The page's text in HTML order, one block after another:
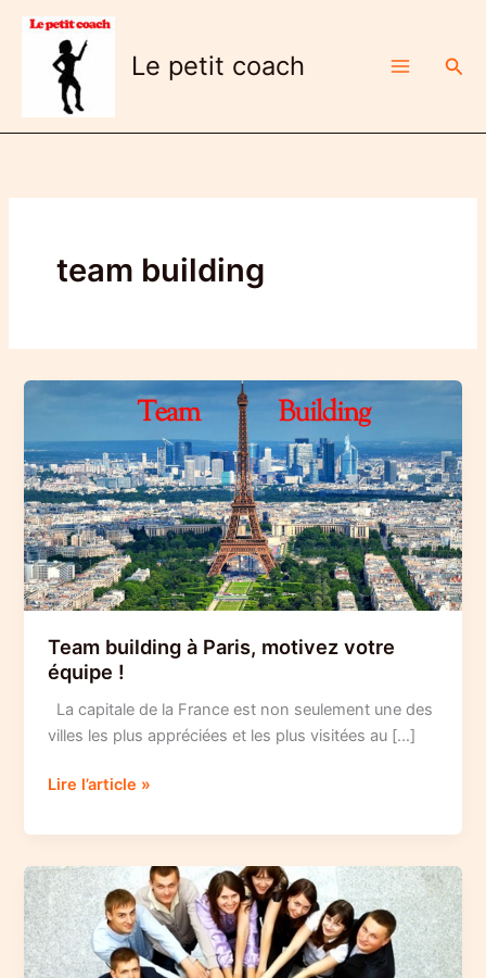
Aller
contenu
Le petit coach
team building
Team building à Paris, motivez votre
équipe !
La capitale de la France est non seulement une des
villes les plus appréciées et les plus visitées au […]
Team
à
Paris,
motivez
votre
équipe
!
Lire l’article »